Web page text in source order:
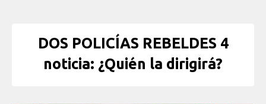
DOS POLICÍAS REBELDES 4
noticia: ¿Quién la dirigirá?